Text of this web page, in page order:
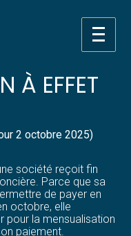
À EFFET
2 octobre 2025)
société reçoit fin
Parce que sa
de payer en
octobre, elle
pour la mensualisation
paiement.